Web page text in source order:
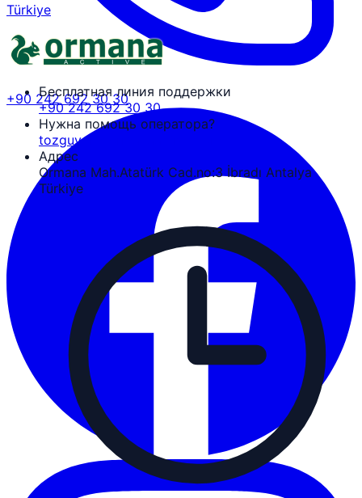
+90 242 692 30 30
Türkiye
Бесплатная линия поддержки
+90 242 692 30 30
Нужна помощь оператора?
tozguven@ormanaactive.com
Адрес
Ormana Mah.Atatürk Cad.no:3 İbradı Antalya
Türkiye